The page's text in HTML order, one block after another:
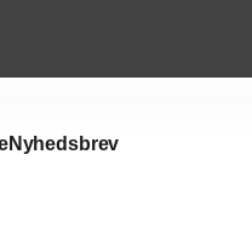
Nyhedsbrev